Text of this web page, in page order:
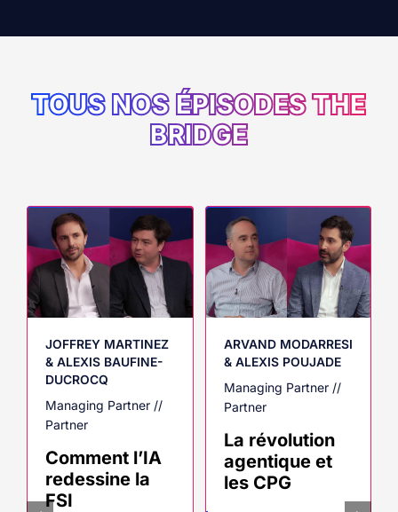
TOUS NOS ÉPISODES THE
BRIDGE
JOFFREY MARTINEZ
& ALEXIS BAUFINE-
DUCROCQ
Managing Partner //
Partner
Comment l’IA
redessine la
FSI
ARVAND MODARRESI
& ALEXIS POUJADE
Managing Partner //
Partner
La révolution
agentique et
les CPG